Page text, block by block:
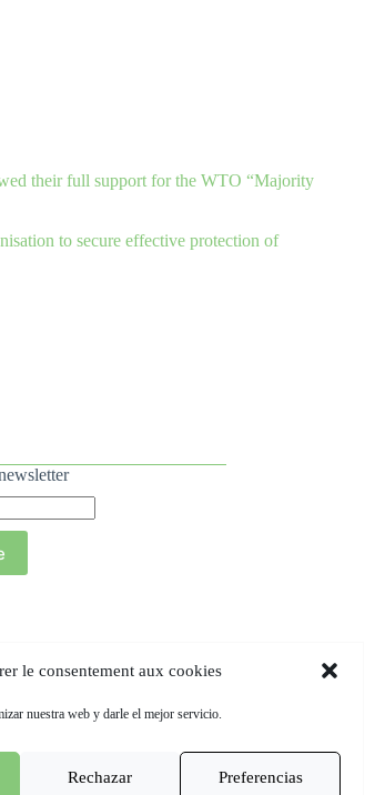
le consentement aux cookies
nuestra web y darle el mejor servicio.
Rechazar Preferencias
their full support for the WTO “Majority
to secure effective protection of